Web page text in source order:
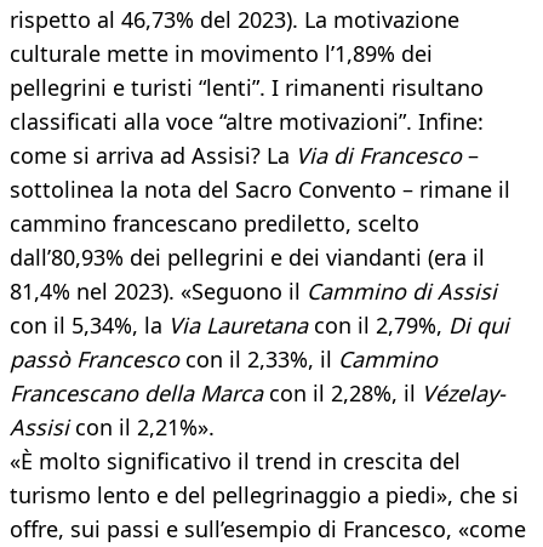
rispetto al 46,73% del 2023). La motivazione
culturale mette in movimento l’1,89% dei
pellegrini e turisti “lenti”. I rimanenti risultano
classificati alla voce “altre motivazioni”. Infine:
come si arriva ad Assisi? La Via di Francesco–
sottolinea la nota del Sacro Convento – rimane il
cammino francescano prediletto, scelto
dall’80,93% dei pellegrini e dei viandanti (era il
81,4% nel 2023). «Seguono il Cammino di Assisi
con il 5,34%, la Via Lauretanacon il 2,79%, Di qui
passò Francescocon il 2,33%, il Cammino
Francescano della Marcacon il 2,28%, il Vézelay-
Assisicon il 2,21%».
«È molto significativo il trend in crescita del
turismo lento e del pellegrinaggio a piedi», che si
offre, sui passi e sull’esempio di Francesco, «come